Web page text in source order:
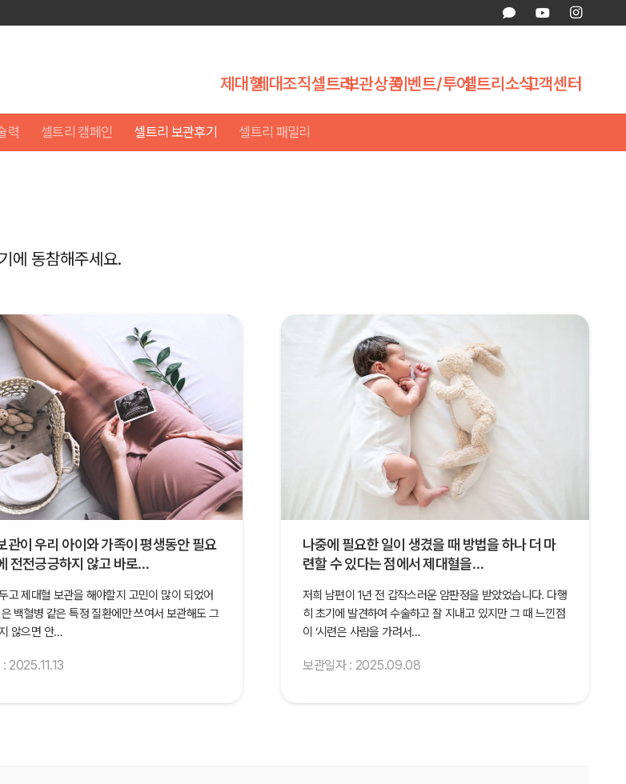
제대혈제대조직셀트리보관상품이벤트/투어셀트리소식고객센터
력 셀트리 캠페인 셀트리 보관후기 셀트리 패밀리
에 동참해주세요.
관이 우리 아이와 가족이 평생동안 필요
전전긍긍하지 않고 바로…
고 제대혈 보관을 해야할지 고민이 많이 되었어
백혈병 같은 특정 질환에만 쓰여서 보관해도 그
않으면 안…
2025.11.13
나중에 필요한 일이 생겼을 때 방법을 하나 더 마
련할 수 있다는 점에서 제대혈을…
저희 남편이 1년 전 갑작스러운 암판정을 받았었습니다. 다행
히 초기에 발견하여 수술하고 잘 지내고 있지만 그 때 느낀점
이 ‘시련은 사람을 가려서…
보관일자 : 2025.09.08